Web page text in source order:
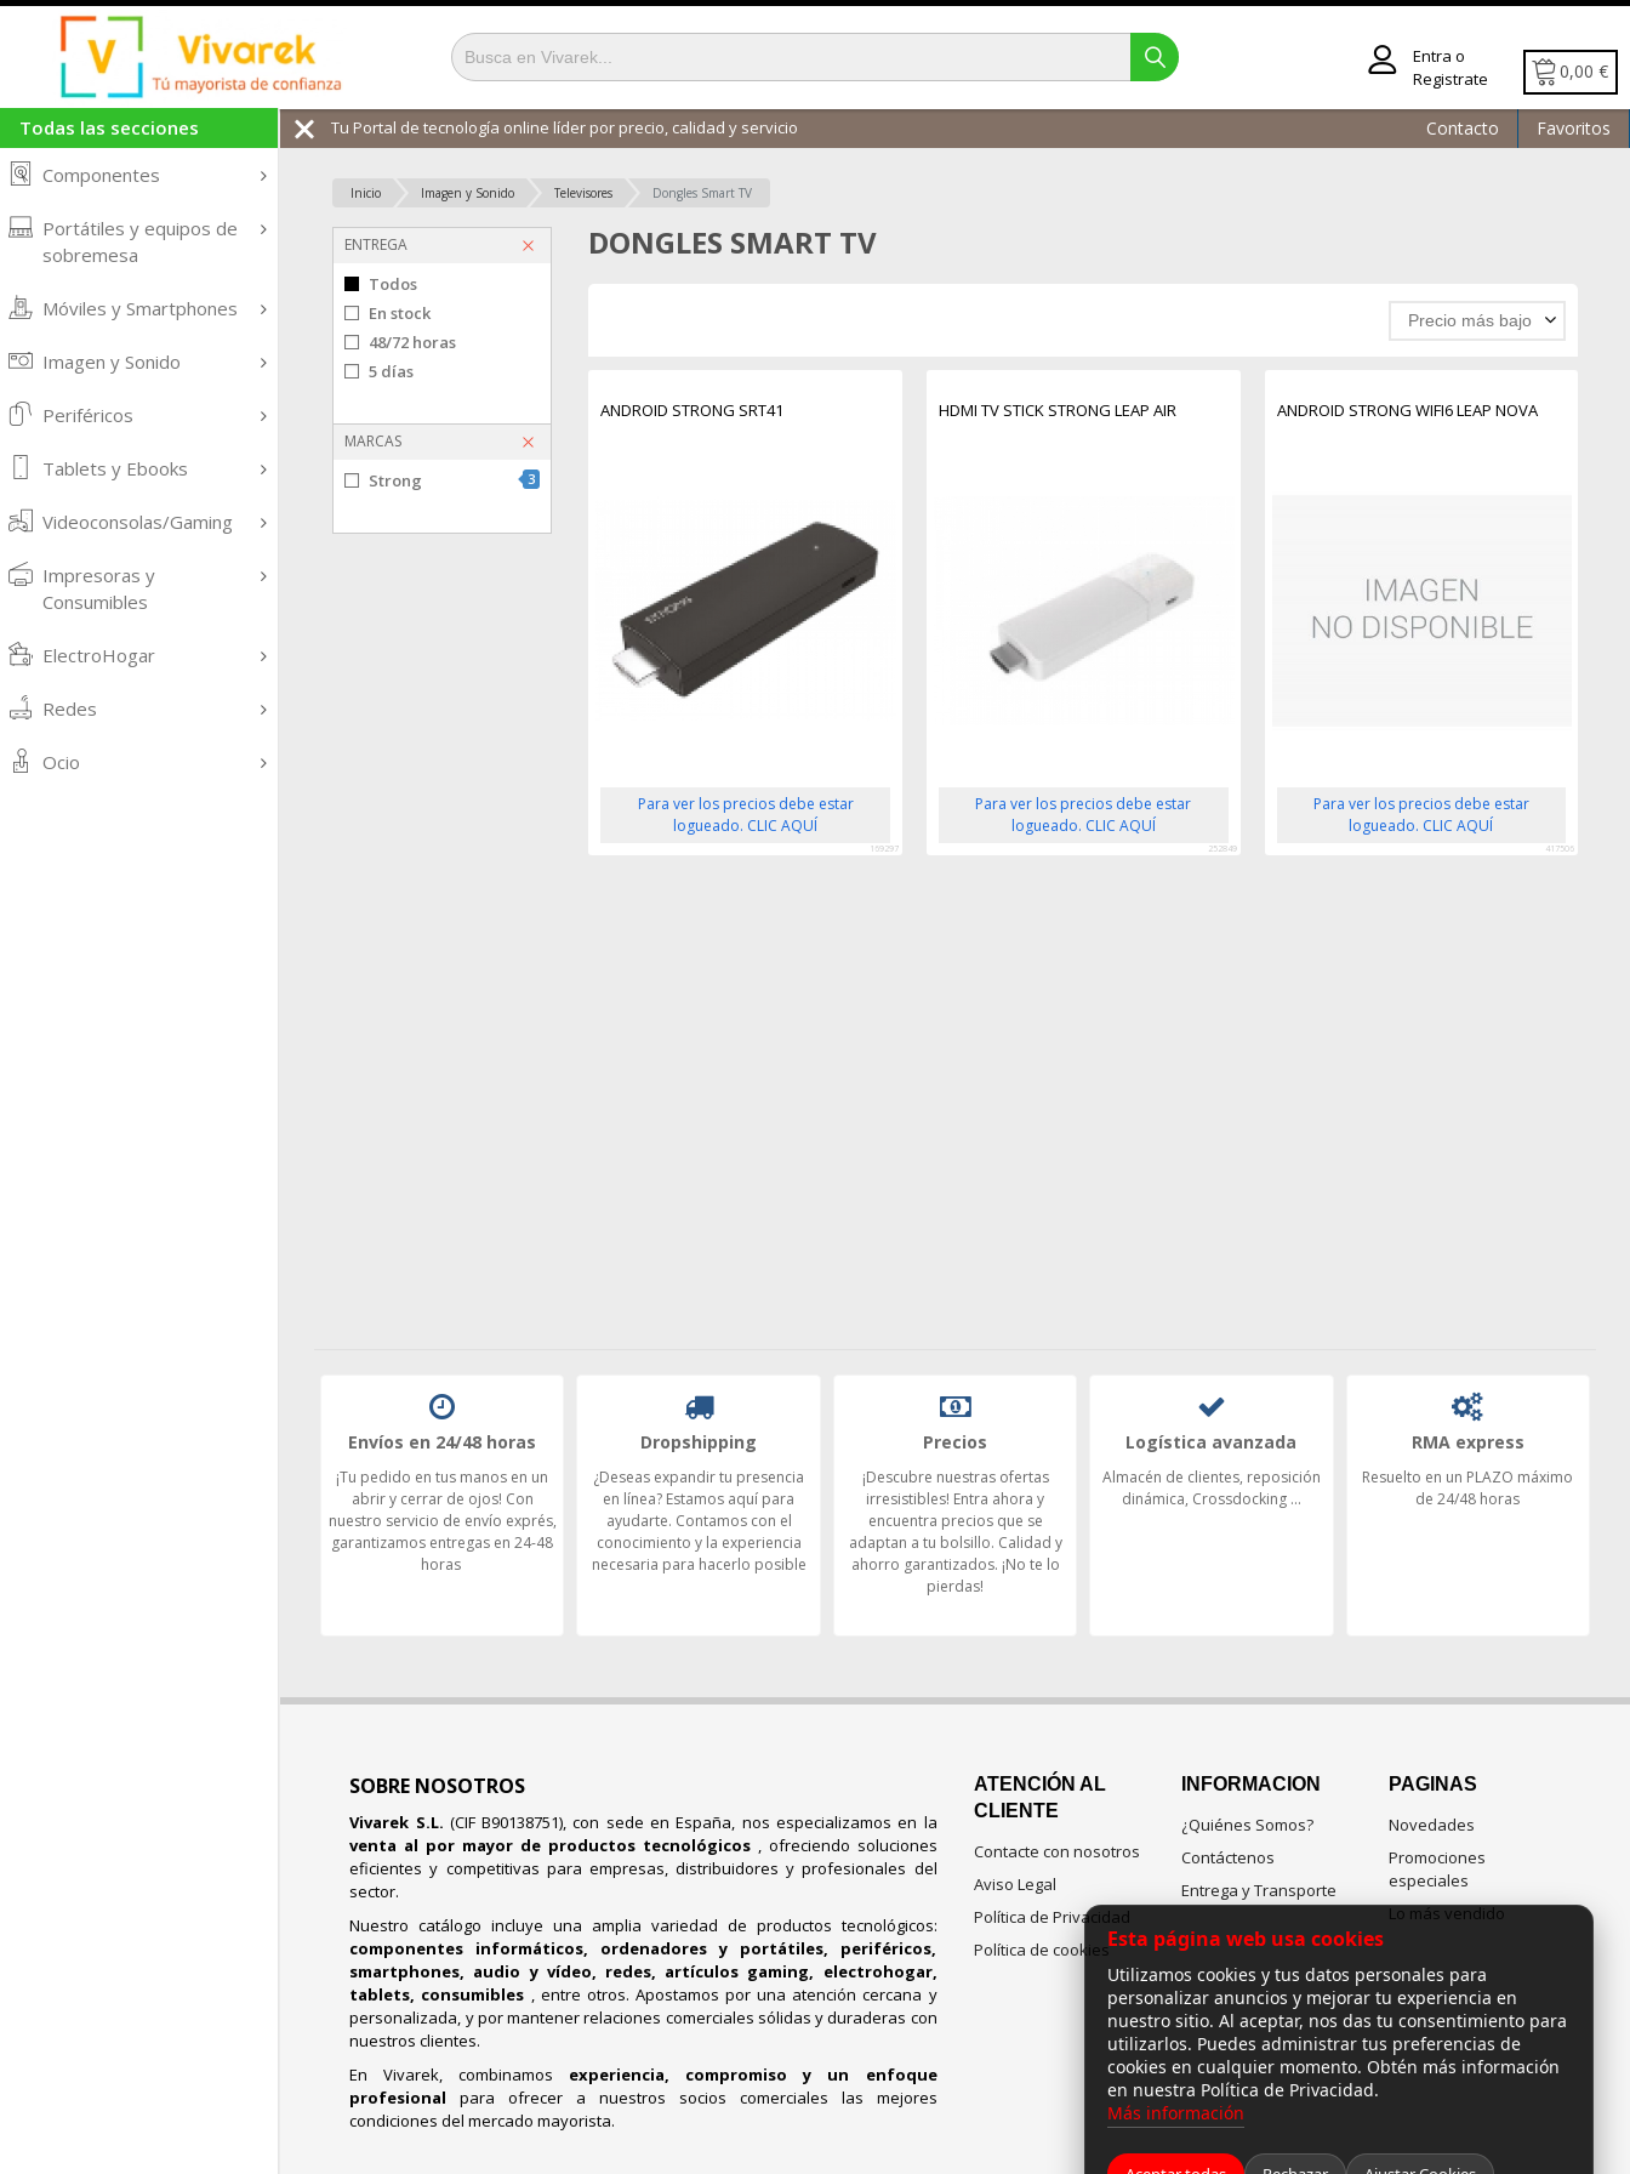
Todas las secciones
Componentes
Portátiles y equipos de
sobremesa
Móviles y Smartphones
Imagen y Sonido
Periféricos
Tablets y Ebooks
Videoconsolas/Gaming
Impresoras y
Consumibles
ElectroHogar
Redes
Ocio
0,00 €
Entra o
Registrate
Tu Portal de tecnología online líder por precio, calidad y servicio Contacto Favoritos
Inicio Imagen y Sonido Televisores Dongles Smart TV
ENTREGA
Todos
En stock
48/72 horas
5 días
MARCAS
Strong 3
DONGLES SMART TV
Precio más bajo
ANDROID STRONG SRT41
Para ver los precios debe estar
logueado. CLIC AQUÍ
169297
HDMI TV STICK STRONG LEAP AIR
Para ver los precios debe estar
logueado. CLIC AQUÍ
252849
ANDROID STRONG WIFI6 LEAP NOVA
Para ver los precios debe estar
logueado. CLIC AQUÍ
417506
Envíos en 24/48 horas
¡Tu pedido en tus manos en un
abrir y cerrar de ojos! Con
nuestro servicio de envío exprés,
garantizamos entregas en 24-48
horas
Dropshipping
¿Deseas expandir tu presencia
en línea? Estamos aquí para
ayudarte. Contamos con el
conocimiento y la experiencia
necesaria para hacerlo posible
Precios
¡Descubre nuestras ofertas
irresistibles! Entra ahora y
encuentra precios que se
adaptan a tu bolsillo. Calidad y
ahorro garantizados. ¡No te lo
pierdas!
Logística avanzada
Almacén de clientes, reposición
dinámica, Crossdocking ...
RMA express
Resuelto en un PLAZO máximo
de 24/48 horas
SOBRE NOSOTROS
Vivarek S.L. (CIF B90138751), con sede en España, nos especializamos en la
venta al por mayor de productos tecnológicos , ofreciendo soluciones
eficientes y competitivas para empresas, distribuidores y profesionales del
sector.
Nuestro catálogo incluye una amplia variedad de productos tecnológicos:
componentes informáticos, ordenadores y portátiles, periféricos,
smartphones, audio y vídeo, redes, artículos gaming, electrohogar,
tablets, consumibles , entre otros. Apostamos por una atención cercana y
personalizada, y por mantener relaciones comerciales sólidas y duraderas con
nuestros clientes.
En Vivarek, combinamos experiencia, compromiso y un enfoque
profesionalpara ofrecer a nuestros socios comerciales las mejores
condiciones del mercado mayorista.
ATENCIÓN AL
CLIENTE
Contacte con nosotros
Aviso Legal
Política de Privacidad
Política de cookies
INFORMACION
¿Quiénes Somos?
Contáctenos
Entrega y Transporte
PAGINAS
Novedades
Promociones
especiales
Lo más vendido
Esta página web usa cookies
Utilizamos cookies y tus datos personales para
personalizar anuncios y mejorar tu experiencia en
nuestro sitio. Al aceptar, nos das tu consentimiento para
utilizarlos. Puedes administrar tus preferencias de
cookies en cualquier momento. Obtén más información
en nuestra Política de Privacidad.
Más información